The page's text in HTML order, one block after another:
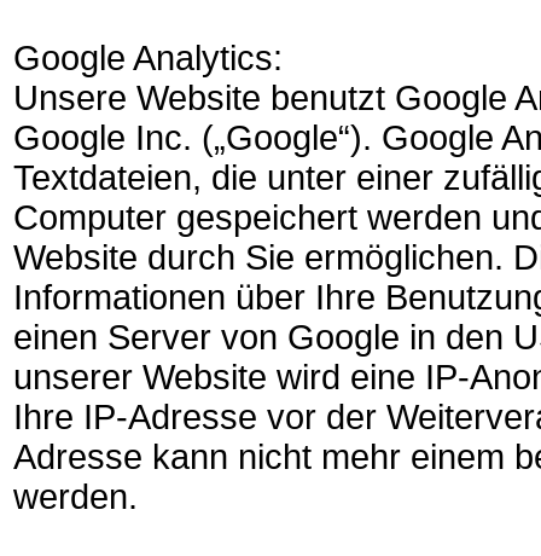
Google Analytics:
Unsere Website benutzt Google
Google Inc. („Google“). Google
Textdateien, die unter einer
Computer gespeichert werden
Website durch Sie ermöglichen.
Informationen über Ihre
einen Server von Google in den
unserer Website wird eine IP-
Ihre IP-Adresse vor der
Adresse kann nicht mehr einem
werden.